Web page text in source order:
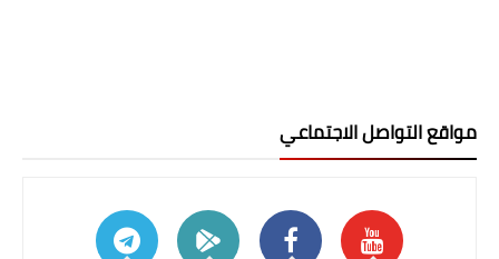
مواقع التواصل الاجتماعي